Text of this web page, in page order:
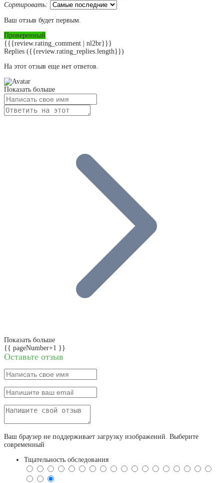
Сортировать:
Ваш отзыв будет первым.
Проверенный
{{{review.rating_comment | nl2br}}}
Replies ({{review.rating_replies.length}})
На этот отзыв еще нет ответов.
Показать больше
Показать больше
{{ pageNumber+1 }}
Оставьте отзыв
Ваш браузер не поддерживает загрузку изображений. Выберите
современный
Тщательность обследования